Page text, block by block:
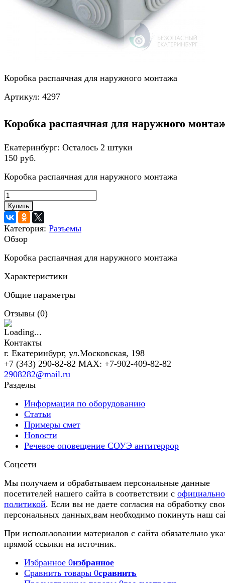
Коробка распаячная для наружного монтажа
Артикул: 4297
Коробка распаячная для наружного
Екатеринбург: Осталось 2 штуки
150 руб.
Коробка распаячная для наружного монтажа
Купить
Категория: Разъемы
Обзор
Коробка распаячная для наружного монтажа
Характеристики
Общие параметры
Отзывы (0)
Контакты
г. Екатеринбург, ул.Московская, 198
+7 (343) 290-82-82 MAX: +7-902-409-82-82
2908282@mail.ru
Разделы
Информация по оборудованию
Статьи
Примеры смет
Новости
Речевое оповещение СОУЭ антитеррор
Соцсети
Мы получаем и обрабатываем персональные данные
посетителей нашего сайта в соответствии с
политикой. Если вы не даете согласия на обработку
персональных данных,вам необходимо покинуть наш
При использовании материалов с сайта обязательно
прямой ссылки на источник.
Избранное 0избранное
Сравнить товары 0сравнить